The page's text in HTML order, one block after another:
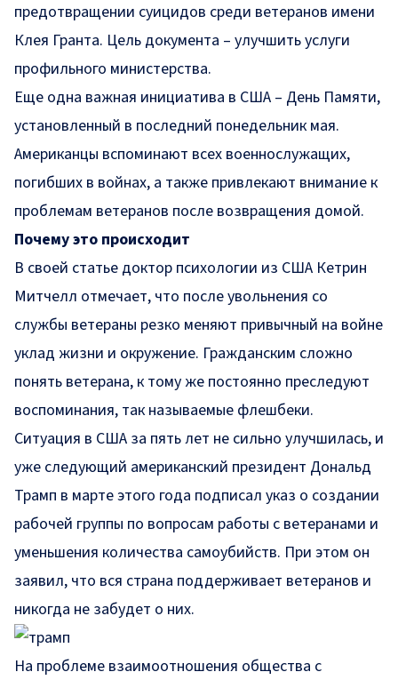
предотвращении суицидов среди ветеранов имени
Клея Гранта. Цель документа – улучшить услуги
профильного министерства.
Еще одна важная инициатива в США – День Памяти,
установленный в последний понедельник мая.
Американцы вспоминают всех военнослужащих,
погибших в войнах, а также привлекают внимание к
проблемам ветеранов после возвращения домой.
Почему это происходит
В своей статье доктор психологии из США Кетрин
Митчелл отмечает, что после увольнения со
службы ветераны резко меняют привычный на войне
уклад жизни и окружение. Гражданским сложно
понять ветерана, к тому же постоянно преследуют
воспоминания, так называемые флешбеки.
Ситуация в США за пять лет не сильно улучшилась, и
уже следующий американский президент Дональд
Трамп в марте этого года подписал указ о создании
рабочей группы по вопросам работы с ветеранами и
уменьшения количества самоубийств. При этом он
заявил, что вся страна поддерживает ветеранов и
никогда не забудет о них.
На проблеме взаимоотношения общества с